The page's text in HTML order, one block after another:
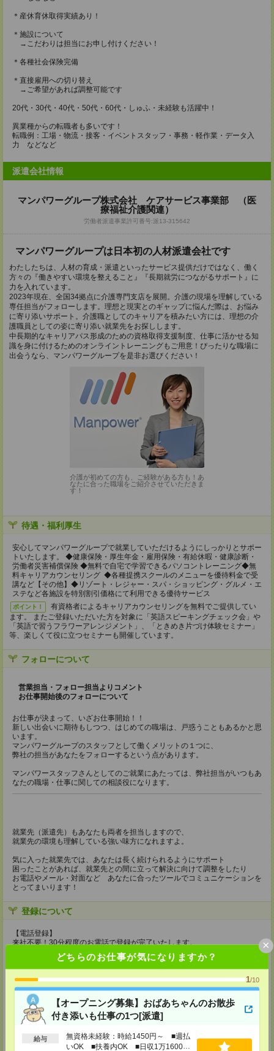
どちらのお仕事が気になりますか？
1/10
【オープニング募集】おばあちゃんのお散歩
付き添いも仕事の1つ[派遣]
給与
無資格未経験：時給1450円～ ■週払
いOK ■扶養内OK ■日収1万1600円
×
＊産休育休取得実績あり！
＊施設について
→こだわりは担当にお申し付けください！
＊各種社会保険完備
＊直接雇用への切り替え
→ご希望があれば調整可能です
20代・30代・40代・50代・60代・しゅふ・未経験も活躍中！
異業種からの転職者も多いです！
転職例：工場・物流・接客・イベントスタッフ・事務・軽作業・データ入
力 などなど
派遣会社情報
マンパワーグループ株式会社 ケアサービス事業部 （医
療福祉介護関連）
労働者派遣事業許可番号:派13-315642
マンパワーグループは日本初の人材派遣会社です
わたしたちは、人材の育成・派遣といったサービス提供だけではなく、働く
方々の『働きやすい環境を整えること』『長期就労につながるサポート』に
力を入れています。
2023年現在、全国34拠点に介護専門支店を展開。介護の現場を理解している
専任担当がフォローします。理想と現実とのギャップに悩んだ際は、お悩み
に寄り添いサポート。介護職としてのキャリアを積みたい方には、理想の介
護職員としての姿に寄り添い就業先をお探しします。
中長期的なキャリアパス形成のための資格取得支援制度、仕事に活かせる知
識を身に付けるためのオンライントレーニングもご用意！ぴったりな職場に
出会うなら、マンパワーグループを是非お選びください！
介護が初めての方も、ご経験がある方も！あ
なたに合った職場をご紹介させていただきま
す！
待遇・福利厚生
安心してマンパワーグループで就業していただけるようにしっかりとサポー
トいたします。 ◆健康保険・厚生年金・雇用保険・有給休暇・健康診断・
労働者災害補償保険 ◆無料で自宅で学習できるパソコントレーニング◆無
料キャリアカウンセリング ◆各種提携スクールのメニューを優待料金で受
講など【その他】◆リゾート・レジャー・スパ・ショッピング・グルメ・エ
ステなど各施設を特別割引価格にて利用できる優待サービス
ポイント！
有資格者によるキャリアカウンセリングを無料でご提供してい
ます。 またご登録いただいた方を対象に「英語スピーキングチェック会」や
「英語で習うフラワーアレンジメント」、「ときめき片づけ体験セミナー」
等、楽しくて役に立つセミナーも開催しています。
フォローについて
営業担当・フォロー担当よりコメント
お仕事開始後のフォローについて
お仕事が決まって、いざお仕事開始！！
新しい出会いに期待もしつつ、はじめての職場は、戸惑うこともあるかと思
います。
マンパワーグループのスタッフとして働くメリットの１つに、
弊社の担当があなたをフォローするという点があります。
マンパワースタッフさんとしてのご就業にあたっては、弊社担当がいつもあ
なたの職場・仕事に関しての相談役になります。
就業先（派遣先）もあなたも両者を担当しますので、
就業先の環境も理解している強い味方になれますよ。
気に入った就業先では、あなたは長く続けられるようにサポート
困ったことがあれば、就業先との間に立って解決に向けて調整をしたり
お電話やメール・対面など あなたに合ったツールでコミュニケーションを
とってまいります！
登録について
【電話登録】
来社不要！30分程度のお電話で登録が完了いたします。
★登録に際しての予約・来社は不要です★
(1)WEB応募の場合
こちらからご連絡いたしますのでお待ちください。
ご応募頂いた後、案内メールをお送りしますので
内容をご確認ください。
(2)電話応募の場合
お時間のあるときにお電話にてご応募いただければ
その場で登録も可能です。